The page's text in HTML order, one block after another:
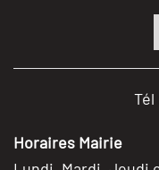
Tél
Horaires Mairie